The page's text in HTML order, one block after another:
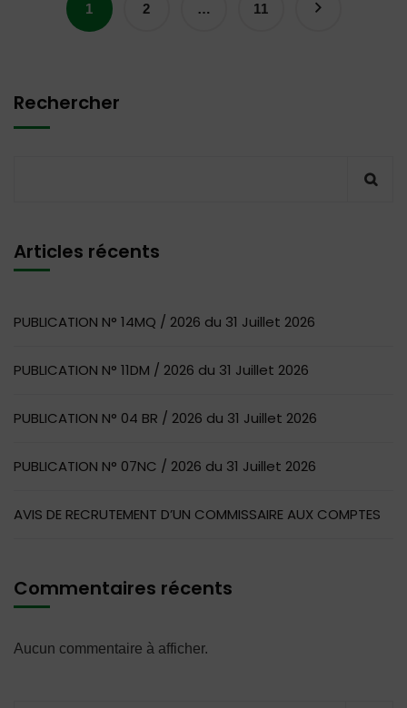
1 2 … 11
Rechercher
Articles récents
PUBLICATION N° 14MQ / 2026 du 31 Juillet 2026
PUBLICATION N° 11DM / 2026 du 31 Juillet 2026
PUBLICATION N° 04 BR / 2026 du 31 Juillet 2026
PUBLICATION N° 07NC / 2026 du 31 Juillet 2026
AVIS DE RECRUTEMENT D’UN COMMISSAIRE AUX COMPTES
Commentaires récents
Aucun commentaire à afficher.